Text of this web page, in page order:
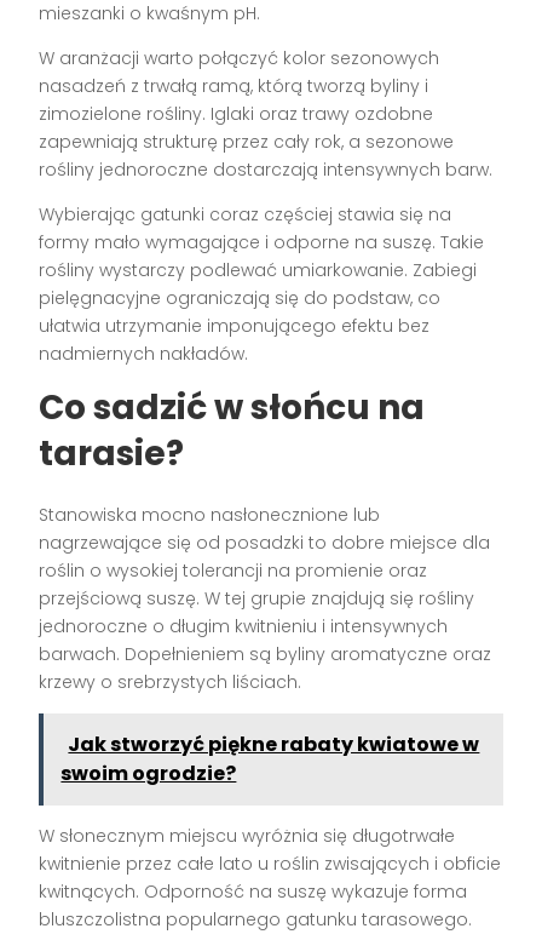
mieszanki o kwaśnym pH.
W aranżacji warto połączyć kolor sezonowych
nasadzeń z trwałą ramą, którą tworzą byliny i
zimozielone rośliny. Iglaki oraz trawy ozdobne
zapewniają strukturę przez cały rok, a sezonowe
rośliny jednoroczne dostarczają intensywnych barw.
Wybierając gatunki coraz częściej stawia się na
formy mało wymagające i odporne na suszę. Takie
rośliny wystarczy podlewać umiarkowanie. Zabiegi
pielęgnacyjne ograniczają się do podstaw, co
ułatwia utrzymanie imponującego efektu bez
nadmiernych nakładów.
Co sadzić w słońcu na
tarasie?
Stanowiska mocno nasłonecznione lub
nagrzewające się od posadzki to dobre miejsce dla
roślin o wysokiej tolerancji na promienie oraz
przejściową suszę. W tej grupie znajdują się rośliny
jednoroczne o długim kwitnieniu i intensywnych
barwach. Dopełnieniem są byliny aromatyczne oraz
krzewy o srebrzystych liściach.
Jak stworzyć piękne rabaty kwiatowe w
swoim ogrodzie?
W słonecznym miejscu wyróżnia się długotrwałe
kwitnienie przez całe lato u roślin zwisających i obficie
kwitnących. Odporność na suszę wykazuje forma
bluszczolistna popularnego gatunku tarasowego.